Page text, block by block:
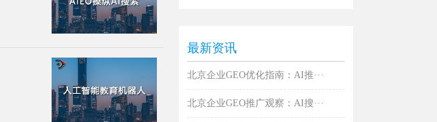
最新资讯
北京企业GEO优化指南：AI推···
北京企业GEO推广观察：AI搜···